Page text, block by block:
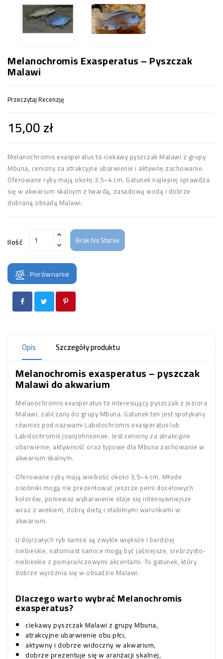
Melanochromis Exasperatus – Pyszczak
Malawi
Przeczytaj Recenzję
15,00 zł
Melanochromis exasperatus to ciekawy pyszczak Malawi z grupy
Mbuna, ceniony za atrakcyjne ubarwienie i aktywne zachowanie.
Oferowane ryby mają około 3,5–4 cm. Gatunek najlepiej sprawdza
się w akwarium skalnym z twardą, zasadową wodą i dobrze
dobraną obsadą Malawi.
Ilość Brak Na Stanie
Porównanie
Opis Szczegóły produktu
Melanochromis exasperatus – pyszczak
Malawi do akwarium
Melanochromis exasperatus to interesujący pyszczak z jeziora
Malawi, zaliczany do grupy Mbuna. Gatunek ten jest spotykany
również pod nazwami Labidochromis exasperatus lub
Labidochromis joanjohnsonae. Jest ceniony za atrakcyjne
ubarwienie, aktywność oraz typowe dla Mbuna zachowanie w
akwarium skalnym.
Oferowane ryby mają wielkość około 3,5–4 cm. Młode
osobniki mogą nie prezentować jeszcze pełni docelowych
kolorów, ponieważ wybarwienie staje się intensywniejsze
wraz z wiekiem, dobrą dietą i stabilnymi warunkami w
akwarium.
U dojrzałych ryb samce są zwykle większe i bardziej
niebieskie, natomiast samice mogą być jaśniejsze, srebrzysto-
niebieskie z pomarańczowymi akcentami. To gatunek, który
dobrze wyróżnia się w obsadzie Malawi.
Dlaczego warto wybrać Melanochromis
exasperatus?
ciekawy pyszczak Malawi z grupy Mbuna,
atrakcyjne ubarwienie obu płci,
aktywny i dobrze widoczny w akwarium,
dobrze prezentuje się w aranżacji skalnej,